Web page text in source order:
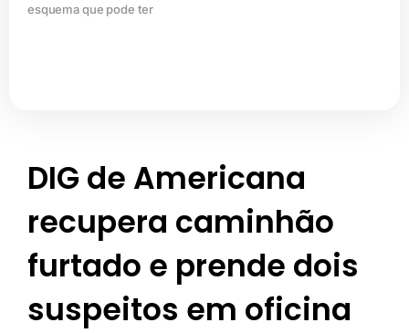
esquema que pode ter
DIG de Americana
recupera caminhão
furtado e prende dois
suspeitos em oficina